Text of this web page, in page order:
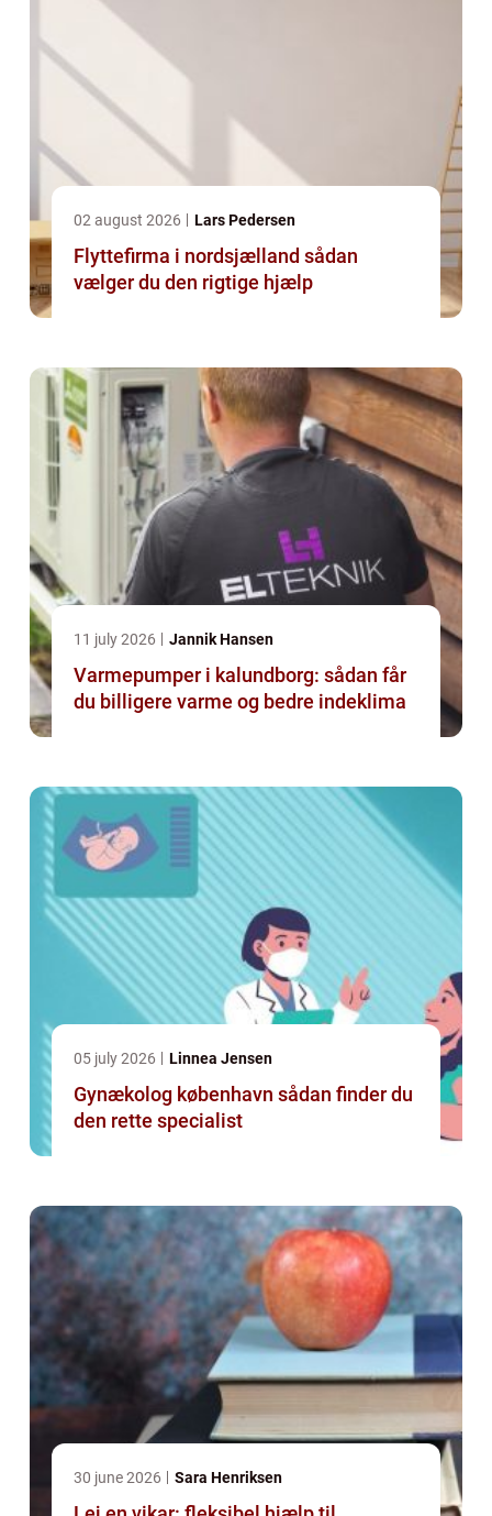
02 august 2026 Lars Pedersen
Flyttefirma i nordsjælland sådan
vælger du den rigtige hjælp
11 july 2026 Jannik Hansen
Varmepumper i kalundborg: sådan får
du billigere varme og bedre indeklima
05 july 2026 Linnea Jensen
Gynækolog københavn sådan finder du
den rette specialist
30 june 2026 Sara Henriksen